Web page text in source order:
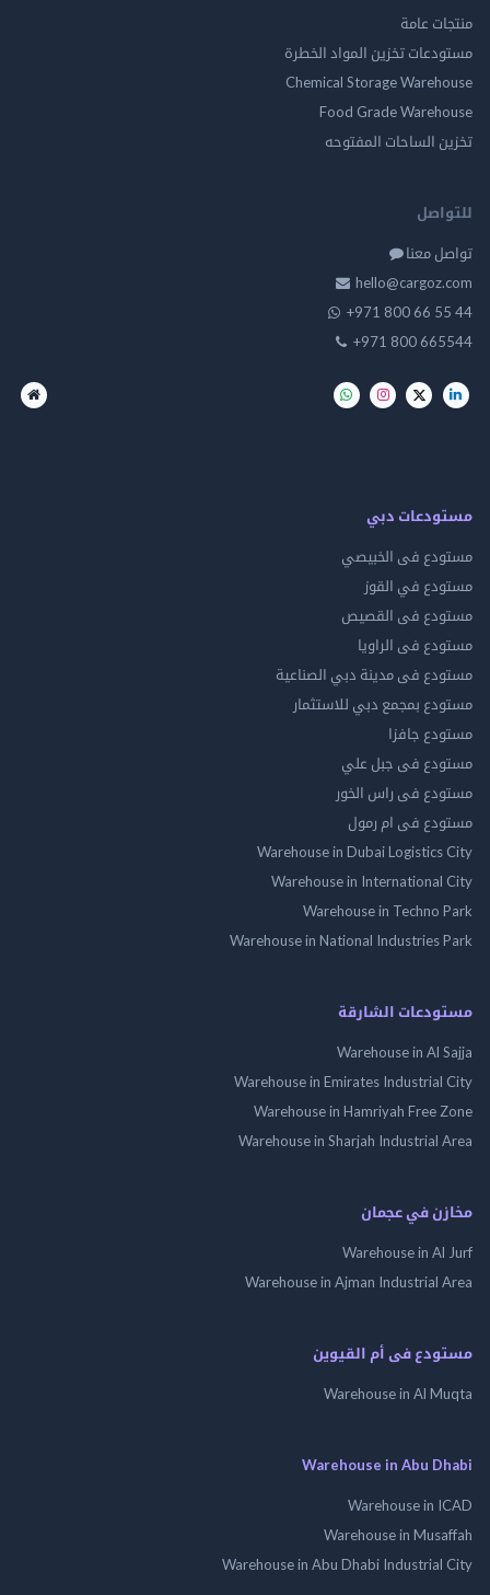
منتجات عامة
مستودعات تخزين المواد الخطرة
Chemical Storage Warehouse
Food Grade Warehouse
تخزين الساحات المفتوحه
للتواصل
تواصل معنا
hello@cargoz.com
+971 800 66 55 44
+971 800 665544
مستودعات دبي
مستودع فى الخبيصي
مستودع في القوز
مستودع فى القصيص
مستودع فى الراويا
مستودع فى مدينة دبي الصناعية
مستودع بمجمع دبي للاستثمار
مستودع جافزا
مستودع فى جبل علي
مستودع فى راس الخور
مستودع فى ام رمول
Warehouse in Dubai Logistics City
Warehouse in International City
Warehouse in Techno Park
Warehouse in National Industries Park
مستودعات الشارقة
Warehouse in Al Sajja
Warehouse in Emirates Industrial City
Warehouse in Hamriyah Free Zone
Warehouse in Sharjah Industrial Area
مخازن في عجمان
Warehouse in Al Jurf
Warehouse in Ajman Industrial Area
مستودع فى أم القيوين
Warehouse in Al Muqta
Warehouse in Abu Dhabi
Warehouse in ICAD
Warehouse in Musaffah
Warehouse in Abu Dhabi Industrial City